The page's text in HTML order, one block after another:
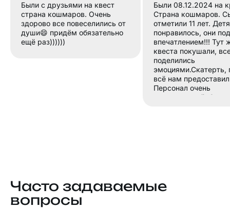
Были с друзьями на квест
страна кошмаров. Очень
здорово все повеселились от
души😄 придём обязательно
ещё раз))))))
Были 08.12.2024 на
Страна кошмаров.
отметили 11 лет.
понравилось, они под
впечатлением!!! Тут
квеста покушали,
поделились
эмоциями.Скатерть,
всё нам
Персонал очень
внимательный.
Часто задаваемые
вопросы